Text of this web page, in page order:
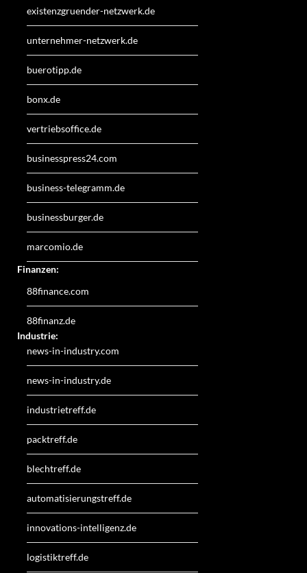
existenzgruender-netzwerk.de
unternehmer-netzwerk.de
buerotipp.de
bonx.de
vertriebsoffice.de
businesspress24.com
business-telegramm.de
businessburger.de
marcomio.de
Finanzen:
88finance.com
88finanz.de
Industrie:
news-in-industry.com
news-in-industry.de
industrietreff.de
packtreff.de
blechtreff.de
automatisierungstreff.de
innovations-intelligenz.de
logistiktreff.de